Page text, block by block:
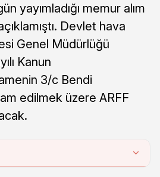
yayımladığı memur alım
Devlet hava
Genel Müdürlüğü
Kanun
3/c Bendi
edilmek üzere ARFF